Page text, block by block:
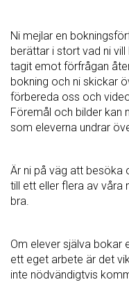
Ni mejlar en
berättar i stort vad ni
tagit emot förfrågan
bokning och ni skickar
förbereda oss och
Föremål och bilder kan
som eleverna undrar
Är ni på väg att besöka
till ett eller flera av
bra.
Om elever själva bokar
ett eget arbete är det
inte nödvändigtvis